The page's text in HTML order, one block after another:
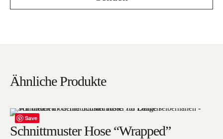
Ähnliche Produkte
Save
Schnittmuster Hose “Wrapped”